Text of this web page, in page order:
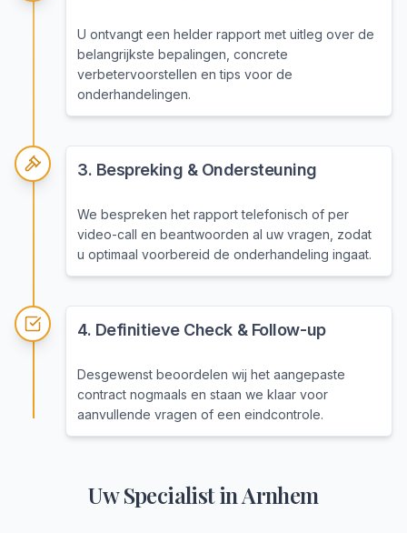
U ontvangt een helder rapport met uitleg over de
belangrijkste bepalingen, concrete
verbetervoorstellen en tips voor de
onderhandelingen.
3. Bespreking & Ondersteuning
We bespreken het rapport telefonisch of per
video-call en beantwoorden al uw vragen, zodat
u optimaal voorbereid de onderhandeling ingaat.
4. Definitieve Check & Follow-up
Desgewenst beoordelen wij het aangepaste
contract nogmaals en staan we klaar voor
aanvullende vragen of een eindcontrole.
Uw Specialist inArnhem